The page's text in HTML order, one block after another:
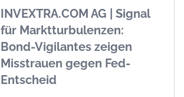
INVEXTRA.COM AG | Signal
für Marktturbulenzen:
Bond-Vigilantes zeigen
Misstrauen gegen Fed-
Entscheid